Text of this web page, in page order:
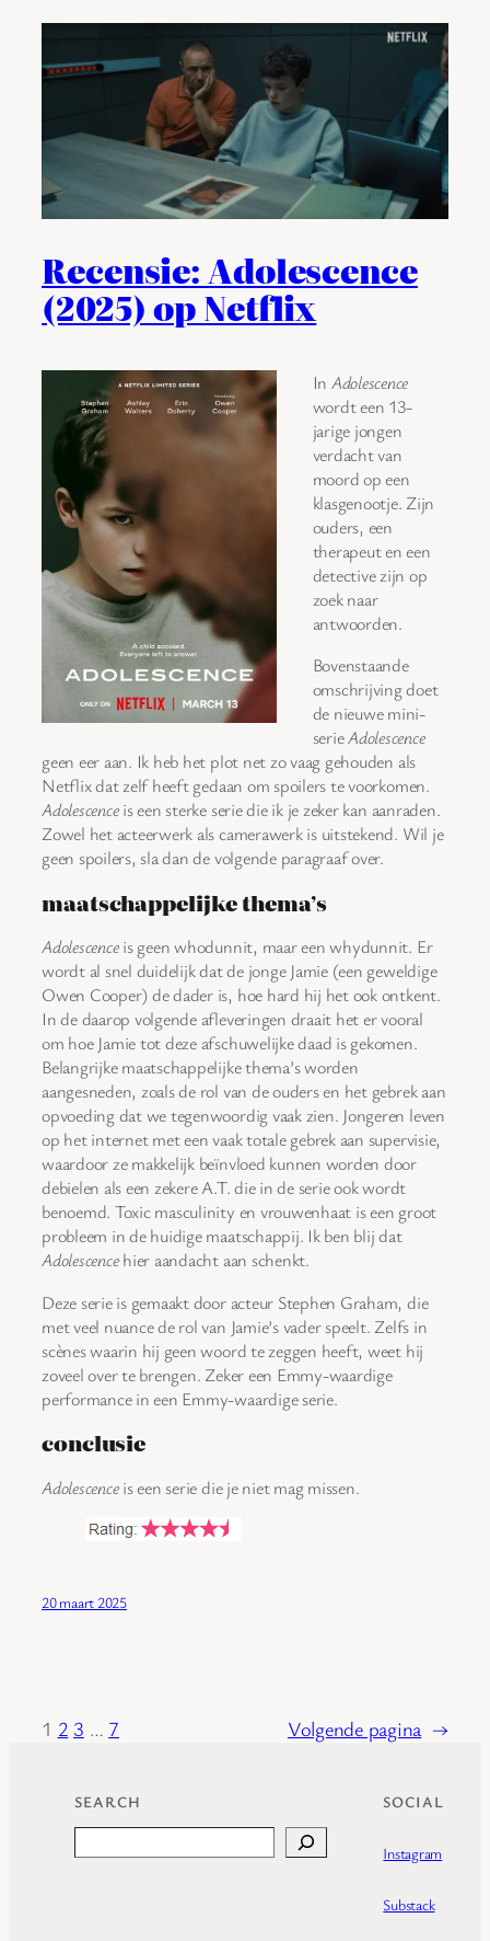
Recensie: Adolescence
(2025) op Netflix
In Adolescence
wordt een 13-
jarige jongen
verdacht van
moord op een
klasgenootje. Zijn
ouders, een
therapeut en een
detective zijn op
zoek naar
antwoorden.
Bovenstaande
omschrijving doet
de nieuwe mini-
serieAdolescence
geen eer aan. Ik heb het plot net zo vaag gehouden als
Netflix dat zelf heeft gedaan om spoilers te voorkomen.
Adolescenceis een sterke serie die ik je zeker kan aanraden.
Zowel het acteerwerk als camerawerk is uitstekend. Wil je
geen spoilers, sla dan de volgende paragraaf over.
maatschappelijke thema’s
Adolescenceis geen whodunnit, maar een whydunnit. Er
wordt al snel duidelijk dat de jonge Jamie (een geweldige
Owen Cooper) de dader is, hoe hard hij het ook ontkent.
In de daarop volgende afleveringen draait het er vooral
om hoe Jamie tot deze afschuwelijke daad is gekomen.
Belangrijke maatschappelijke thema’s worden
aangesneden, zoals de rol van de ouders en het gebrek aan
opvoeding dat we tegenwoordig vaak zien. Jongeren leven
op het internet met een vaak totale gebrek aan supervisie,
waardoor ze makkelijk beïnvloed kunnen worden door
debielen als een zekere A.T. die in de serie ook wordt
benoemd. Toxic masculinity en vrouwenhaat is een groot
probleem in de huidige maatschappij. Ik ben blij dat
Adolescencehier aandacht aan schenkt.
Deze serie is gemaakt door acteur Stephen Graham, die
met veel nuance de rol van Jamie’s vader speelt. Zelfs in
scènes waarin hij geen woord te zeggen heeft, weet hij
zoveel over te brengen. Zeker een Emmy-waardige
performance in een Emmy-waardige serie.
conclusie
Adolescenceis een serie die je niet mag missen.
20 maart 2025
1 2 3 … 7 Volgende pagina →
SEARCH SOCIAL
Instagram
Substack